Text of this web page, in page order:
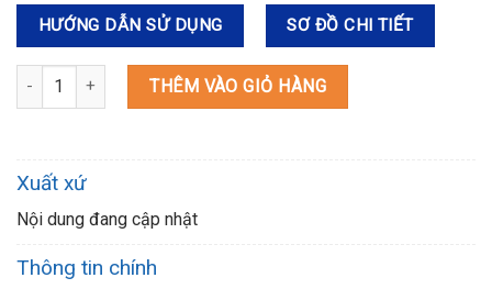
HƯỚNG DẪN SỬ DỤNG SƠ ĐỒ CHI TIẾT
BO3711 MÁY CHÀ NHÁM RUNG số lượng
THÊM VÀO GIỎ HÀNG
Xuất xứ
Nội dung đang cập nhật
Thông tin chính